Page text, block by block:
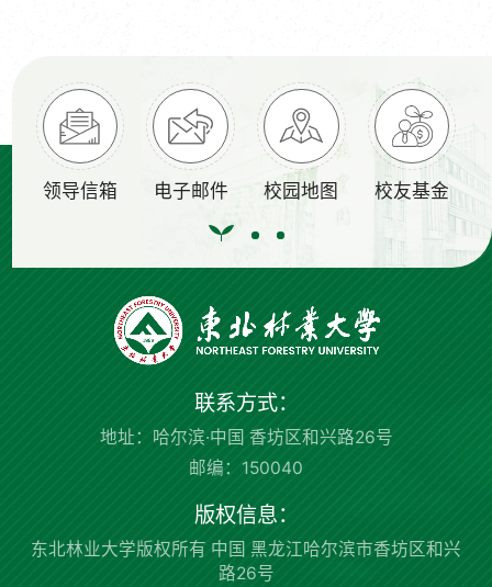
领导信箱 电子邮件 校园地图 校友基金
联系方式：
地址：哈尔滨·中国 香坊区和兴路26号
邮编：150040
版权信息：
东北林业大学版权所有 中国 黑龙江哈尔滨市香坊区和兴
路26号